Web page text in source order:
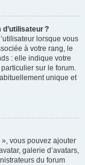
?
lorsque vous
à votre rang, le
: elle indique votre
sur le forum.
unique et
vous pouvez ajouter
galerie d’avatars,
du forum